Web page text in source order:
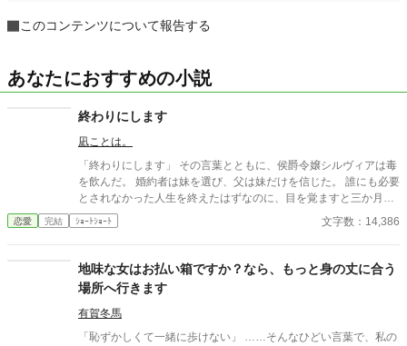
このコンテンツについて報告する
あなたにおすすめの小説
終わりにします
凪ことは。
「終わりにします」 その言葉とともに、侯爵令嬢シルヴィアは毒
を飲んだ。 婚約者は妹を選び、父は妹だけを信じた。 誰にも必要
とされなかった人生を終えたはずなのに、目を覚ますと三か月前
へと時間は巻き戻っていた。 もう、誰かに愛されるためだけに生
きるのはやめよう。 そう決めた彼女は、静かに運命を書き換えて
めの物語。
恋愛 完結 ｼｮｰﾄｼｮｰﾄ 文字数：14,386
地味な女はお払い箱ですか？なら、もっと身の丈に合う
場所へ行きます
有賀冬馬
「恥ずかしくて一緒に歩けない」 ……そんなひどい言葉で、私の